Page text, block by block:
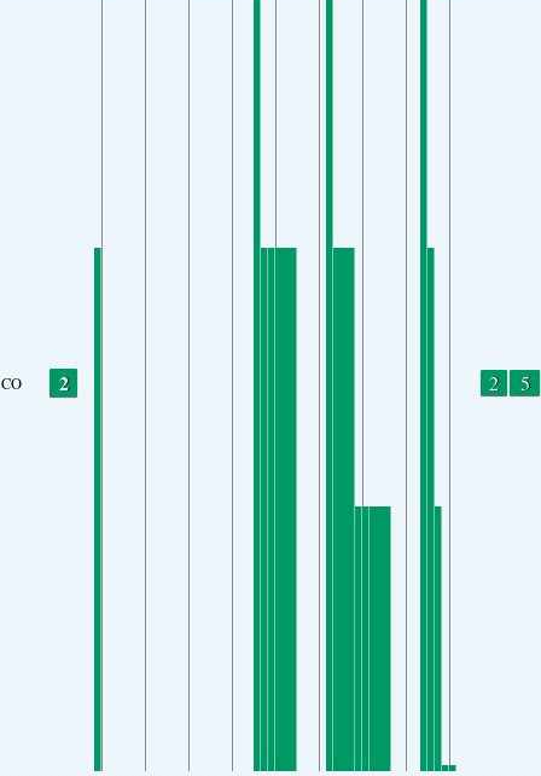
CO 2 2 5